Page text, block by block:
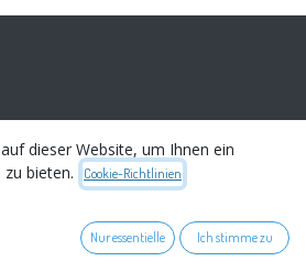
dieser Website, um Ihnen ein
bieten.
Cookie-Richtlinien
Nur essentielle Ich stimme zu